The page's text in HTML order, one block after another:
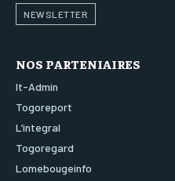
NEWSLETTER
NOS PARTENIAIRES
It-Admin
Togoreport
L’integral
Togoregard
Lomebougeinfo